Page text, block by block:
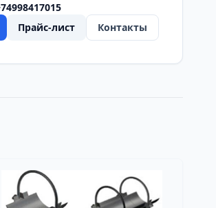
Прайс-лист Контакты